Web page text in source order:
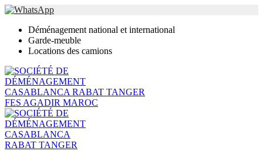
Déménagement national et international
Garde-meuble
Locations des camions